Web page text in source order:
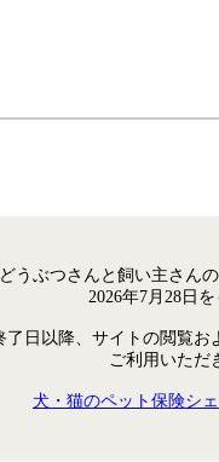
どうぶつさんと飼い主さん
2026年7月28日
了日以降、サイトの閲覧お
ご利用いただ
犬・猫のペット保険シ